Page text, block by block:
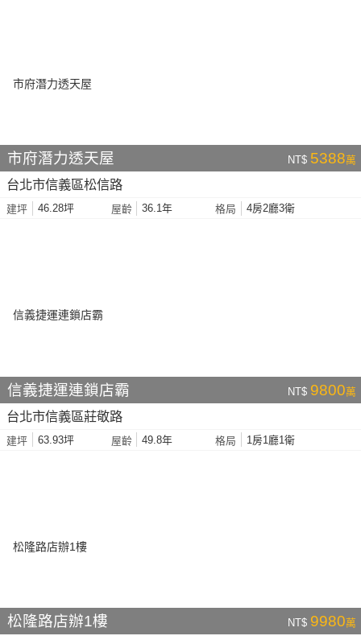
市府潛力透天屋 NT$ 5388萬
台北市信義區松信路
建坪 46.28坪 屋齡 36.1年 格局 4房2廳3衛
信義捷運連鎖店霸 NT$ 9800萬
台北市信義區莊敬路
建坪 63.93坪 屋齡 49.8年 格局 1房1廳1衛
松隆路店辦1樓 NT$ 9980萬